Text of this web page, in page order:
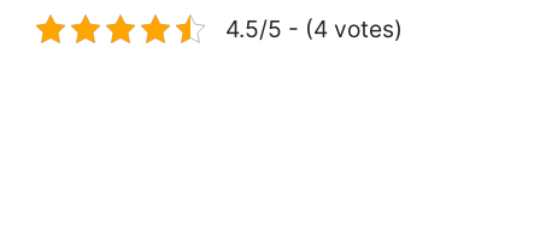
4.5/5 - (4 votes)